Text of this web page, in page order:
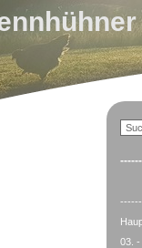
03. -